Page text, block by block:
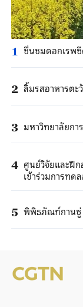
1 ชื่นชมดอกเรพ
2 ลิ้มรสอาหารตะ
3 มหาวิทยาลัยก
4 ศูนย์วิจัยและฝึ
เข้าร่วมการทด
5 พิพิธภัณฑ์กานซู่